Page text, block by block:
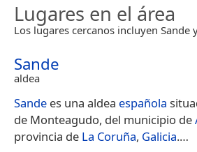
Lugares en el área
Los lugares cercanos incluyen Sande
Sande
aldea
Sande es una aldea​ española
de Monteagudo, del municipio de
provincia de La Coruña, Galicia.​…